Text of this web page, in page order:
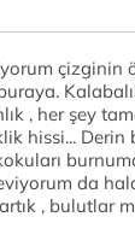
çizginin
, her şey
hissi...
da
, bulutlar